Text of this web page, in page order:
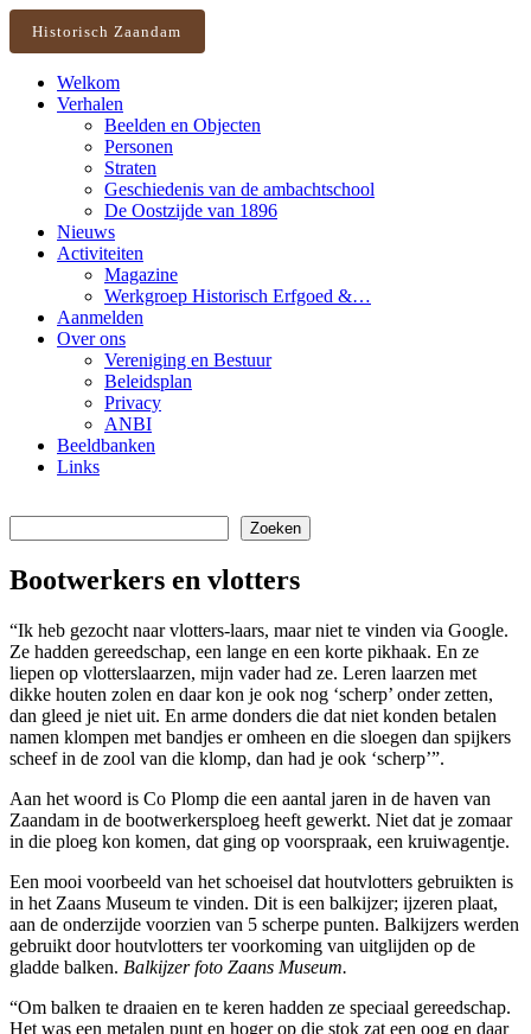
Historisch Zaandam
Welkom
Verhalen
Beelden en Objecten
Personen
Straten
Geschiedenis van de ambachtschool
De Oostzijde van 1896
Nieuws
Activiteiten
Magazine
Werkgroep Historisch Erfgoed &…
Aanmelden
Over ons
Vereniging en Bestuur
Beleidsplan
Privacy
ANBI
Beeldbanken
Links
Zoeken
Bootwerkers en vlotters
“Ik heb gezocht naar vlotters-laars, maar niet te vinden via Google.
Ze hadden gereedschap, een lange en een korte pikhaak. En ze
liepen op vlotterslaarzen, mijn vader had ze. Leren laarzen met
dikke houten zolen en daar kon je ook nog ‘scherp’ onder zetten,
dan gleed je niet uit. En arme donders die dat niet konden betalen
namen klompen met bandjes er omheen en die sloegen dan spijkers
scheef in de zool van die klomp, dan had je ook ‘scherp’”.
Aan het woord is Co Plomp die een aantal jaren in de haven van
Zaandam in de bootwerkersploeg heeft gewerkt. Niet dat je zomaar
in die ploeg kon komen, dat ging op voorspraak, een kruiwagentje.
Een mooi voorbeeld van het schoeisel dat houtvlotters gebruikten is
in het Zaans Museum te vinden. Dit is een balkijzer; ijzeren plaat,
aan de onderzijde voorzien van 5 scherpe punten. Balkijzers werden
gebruikt door houtvlotters ter voorkoming van uitglijden op de
gladde balken. Balkijzer foto Zaans Museum.
“Om balken te draaien en te keren hadden ze speciaal gereedschap.
Het was een metalen punt en hoger op die stok zat een oog en daar